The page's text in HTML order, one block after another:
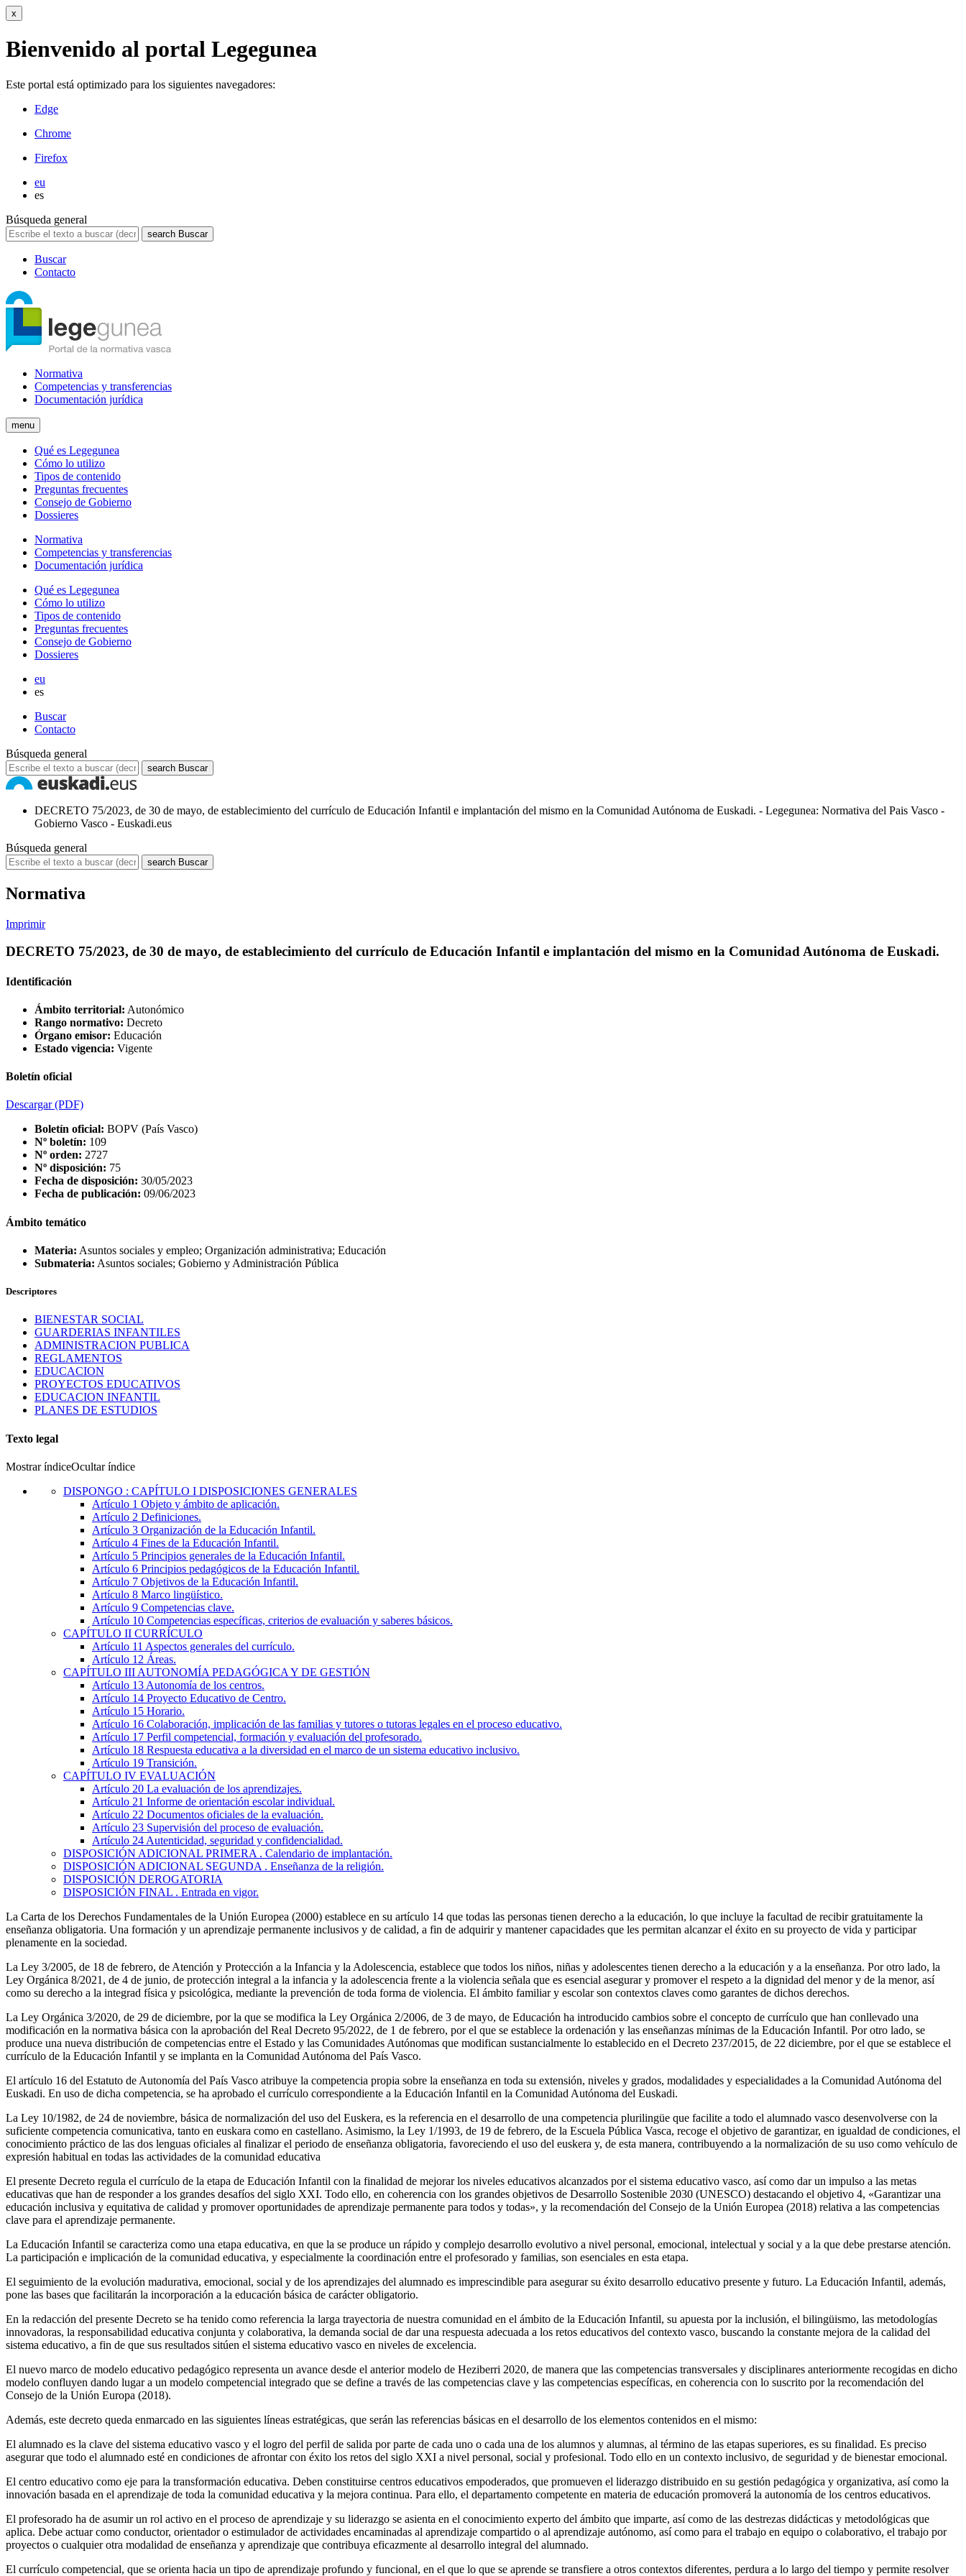
x
Bienvenido al portal Legegunea
Este portal está optimizado para los siguientes navegadores:
Edge
Chrome
Firefox
eu
es
Búsqueda general
search Buscar
Buscar
Contacto
Normativa
Competencias y transferencias
Documentación jurídica
menu
Qué es Legegunea
Cómo lo utilizo
Tipos de contenido
Preguntas frecuentes
Consejo de Gobierno
Dossieres
Normativa
Competencias y transferencias
Documentación jurídica
Qué es Legegunea
Cómo lo utilizo
Tipos de contenido
Preguntas frecuentes
Consejo de Gobierno
Dossieres
eu
es
Buscar
Contacto
Búsqueda general
search Buscar
DECRETO 75/2023, de 30 de mayo, de establecimiento del currículo de Educación Infantil e implantación del mismo en la Comunidad Autónoma de Euskadi. - Legegunea: Normativa del Pais Vasco -
Gobierno Vasco - Euskadi.eus
Búsqueda general
search Buscar
Normativa
Imprimir
DECRETO 75/2023, de 30 de mayo, de establecimiento del currículo de Educación Infantil e implantación del mismo en la Comunidad Autónoma de Euskadi.
Identificación
Ámbito territorial: Autonómico
Rango normativo: Decreto
Órgano emisor: Educación
Estado vigencia: Vigente
Boletín oficial
Descargar(PDF)
Boletín oficial: BOPV (País Vasco)
Nº boletín: 109
Nº orden: 2727
Nº disposición: 75
Fecha de disposición: 30/05/2023
Fecha de publicación: 09/06/2023
Ámbito temático
Materia: Asuntos sociales y empleo; Organización administrativa; Educación
Submateria: Asuntos sociales; Gobierno y Administración Pública
Descriptores
BIENESTAR SOCIAL
GUARDERIAS INFANTILES
ADMINISTRACION PUBLICA
REGLAMENTOS
EDUCACION
PROYECTOS EDUCATIVOS
EDUCACION INFANTIL
PLANES DE ESTUDIOS
Texto legal
Mostrar índiceOcultar índice
DISPONGO : CAPÍTULO I DISPOSICIONES GENERALES
Artículo 1 Objeto y ámbito de aplicación.
Artículo 2 Definiciones.
Artículo 3 Organización de la Educación Infantil.
Artículo 4 Fines de la Educación Infantil.
Artículo 5 Principios generales de la Educación Infantil.
Artículo 6 Principios pedagógicos de la Educación Infantil.
Artículo 7 Objetivos de la Educación Infantil.
Artículo 8 Marco lingüístico.
Artículo 9 Competencias clave.
Artículo 10 Competencias específicas, criterios de evaluación y saberes básicos.
CAPÍTULO II CURRÍCULO
Artículo 11 Aspectos generales del currículo.
Artículo 12 Áreas.
CAPÍTULO III AUTONOMÍA PEDAGÓGICA Y DE GESTIÓN
Artículo 13 Autonomía de los centros.
Artículo 14 Proyecto Educativo de Centro.
Artículo 15 Horario.
Artículo 16 Colaboración, implicación de las familias y tutores o tutoras legales en el proceso educativo.
Artículo 17 Perfil competencial, formación y evaluación del profesorado.
Artículo 18 Respuesta educativa a la diversidad en el marco de un sistema educativo inclusivo.
Artículo 19 Transición.
CAPÍTULO IV EVALUACIÓN
Artículo 20 La evaluación de los aprendizajes.
Artículo 21 Informe de orientación escolar individual.
Artículo 22 Documentos oficiales de la evaluación.
Artículo 23 Supervisión del proceso de evaluación.
Artículo 24 Autenticidad, seguridad y confidencialidad.
DISPOSICIÓN ADICIONAL PRIMERA . Calendario de implantación.
DISPOSICIÓN ADICIONAL SEGUNDA . Enseñanza de la religión.
DISPOSICIÓN DEROGATORIA
DISPOSICIÓN FINAL . Entrada en vigor.
La Carta de los Derechos Fundamentales de la Unión Europea (2000) establece en su artículo 14 que todas las personas tienen derecho a la educación, lo que incluye la facultad de recibir gratuitamente la
enseñanza obligatoria. Una formación y un aprendizaje permanente inclusivos y de calidad, a fin de adquirir y mantener capacidades que les permitan alcanzar el éxito en su proyecto de vida y participar
plenamente en la sociedad.
La Ley 3/2005, de 18 de febrero, de Atención y Protección a la Infancia y la Adolescencia, establece que todos los niños, niñas y adolescentes tienen derecho a la educación y a la enseñanza. Por otro lado, la
Ley Orgánica 8/2021, de 4 de junio, de protección integral a la infancia y la adolescencia frente a la violencia señala que es esencial asegurar y promover el respeto a la dignidad del menor y de la menor, así
como su derecho a la integrad física y psicológica, mediante la prevención de toda forma de violencia. El ámbito familiar y escolar son contextos claves como garantes de dichos derechos.
La Ley Orgánica 3/2020, de 29 de diciembre, por la que se modifica la Ley Orgánica 2/2006, de 3 de mayo, de Educación ha introducido cambios sobre el concepto de currículo que han conllevado una
modificación en la normativa básica con la aprobación del Real Decreto 95/2022, de 1 de febrero, por el que se establece la ordenación y las enseñanzas mínimas de la Educación Infantil. Por otro lado, se
produce una nueva distribución de competencias entre el Estado y las Comunidades Autónomas que modifican sustancialmente lo establecido en el Decreto 237/2015, de 22 diciembre, por el que se establece el
currículo de la Educación Infantil y se implanta en la Comunidad Autónoma del País Vasco.
El artículo 16 del Estatuto de Autonomía del País Vasco atribuye la competencia propia sobre la enseñanza en toda su extensión, niveles y grados, modalidades y especialidades a la Comunidad Autónoma del
Euskadi. En uso de dicha competencia, se ha aprobado el currículo correspondiente a la Educación Infantil en la Comunidad Autónoma del Euskadi.
La Ley 10/1982, de 24 de noviembre, básica de normalización del uso del Euskera, es la referencia en el desarrollo de una competencia plurilingüe que facilite a todo el alumnado vasco desenvolverse con la
suficiente competencia comunicativa, tanto en euskara como en castellano. Asimismo, la Ley 1/1993, de 19 de febrero, de la Escuela Pública Vasca, recoge el objetivo de garantizar, en igualdad de condiciones, el
conocimiento práctico de las dos lenguas oficiales al finalizar el periodo de enseñanza obligatoria, favoreciendo el uso del euskera y, de esta manera, contribuyendo a la normalización de su uso como vehículo de
expresión habitual en todas las actividades de la comunidad educativa
El presente Decreto regula el currículo de la etapa de Educación Infantil con la finalidad de mejorar los niveles educativos alcanzados por el sistema educativo vasco, así como dar un impulso a las metas
educativas que han de responder a los grandes desafíos del siglo XXI. Todo ello, en coherencia con los grandes objetivos de Desarrollo Sostenible 2030 (UNESCO) destacando el objetivo 4, «Garantizar una
educación inclusiva y equitativa de calidad y promover oportunidades de aprendizaje permanente para todos y todas», y la recomendación del Consejo de la Unión Europea (2018) relativa a las competencias
clave para el aprendizaje permanente.
La Educación Infantil se caracteriza como una etapa educativa, en que la se produce un rápido y complejo desarrollo evolutivo a nivel personal, emocional, intelectual y social y a la que debe prestarse atención.
La participación e implicación de la comunidad educativa, y especialmente la coordinación entre el profesorado y familias, son esenciales en esta etapa.
El seguimiento de la evolución madurativa, emocional, social y de los aprendizajes del alumnado es imprescindible para asegurar su éxito desarrollo educativo presente y futuro. La Educación Infantil, además,
pone las bases que facilitarán la incorporación a la educación básica de carácter obligatorio.
En la redacción del presente Decreto se ha tenido como referencia la larga trayectoria de nuestra comunidad en el ámbito de la Educación Infantil, su apuesta por la inclusión, el bilingüismo, las metodologías
innovadoras, la responsabilidad educativa conjunta y colaborativa, la demanda social de dar una respuesta adecuada a los retos educativos del contexto vasco, buscando la constante mejora de la calidad del
sistema educativo, a fin de que sus resultados sitúen el sistema educativo vasco en niveles de excelencia.
El nuevo marco de modelo educativo pedagógico representa un avance desde el anterior modelo de Heziberri 2020, de manera que las competencias transversales y disciplinares anteriormente recogidas en dicho
modelo confluyen dando lugar a un modelo competencial integrado que se define a través de las competencias clave y las competencias específicas, en coherencia con lo suscrito por la recomendación del
Consejo de la Unión Europa (2018).
Además, este decreto queda enmarcado en las siguientes líneas estratégicas, que serán las referencias básicas en el desarrollo de los elementos contenidos en el mismo:
El alumnado es la clave del sistema educativo vasco y el logro del perfil de salida por parte de cada uno o cada una de los alumnos y alumnas, al término de las etapas superiores, es su finalidad. Es preciso
asegurar que todo el alumnado esté en condiciones de afrontar con éxito los retos del siglo XXI a nivel personal, social y profesional. Todo ello en un contexto inclusivo, de seguridad y de bienestar emocional.
El centro educativo como eje para la transformación educativa. Deben constituirse centros educativos empoderados, que promueven el liderazgo distribuido en su gestión pedagógica y organizativa, así como la
innovación basada en el aprendizaje de toda la comunidad educativa y la mejora continua. Para ello, el departamento competente en materia de educación promoverá la autonomía de los centros educativos.
El profesorado ha de asumir un rol activo en el proceso de aprendizaje y su liderazgo se asienta en el conocimiento experto del ámbito que imparte, así como de las destrezas didácticas y metodológicas que
aplica. Debe actuar como conductor, orientador o estimulador de actividades encaminadas al aprendizaje compartido o al aprendizaje autónomo, así como para el trabajo en equipo o colaborativo, el trabajo por
proyectos o cualquier otra modalidad de enseñanza y aprendizaje que contribuya eficazmente al desarrollo integral del alumnado.
El currículo competencial, que se orienta hacia un tipo de aprendizaje profundo y funcional, en el que lo que se aprende se transfiere a otros contextos diferentes, perdura a lo largo del tiempo y permite resolver